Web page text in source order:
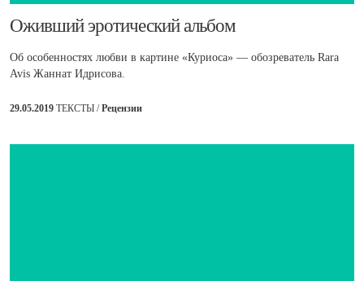
​Оживший эротический альбом
Об особенностях любви в картине «Куриоса» — обозреватель Rara
Avis Жаннат Идрисова.
29.05.2019 ТЕКСТЫ /Рецензии